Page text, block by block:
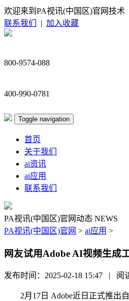
欢迎来到PA视讯(中国区)官网技术
联系我们
| 加入收藏
800-9574-088
400-990-0781
Toggle navigation
首页
关于我们
ai资讯
ai应用
联系我们
PA视讯(中国区)官网动态 NEWS
PA视讯(中国区)官网 > ai应用 >
网友试用Adobe AI视频生成
发布时间：2025-02-18 15:47 | 阅
2月17日 Adobe近日正式推出自